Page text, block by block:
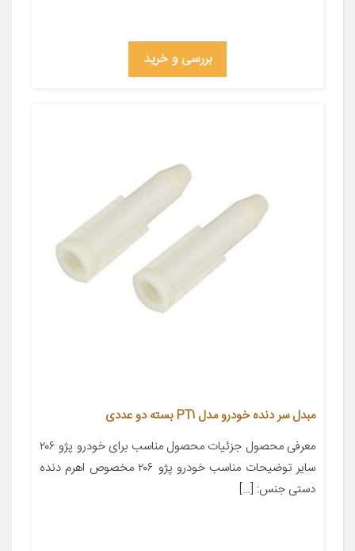
بررسی و خرید
مبدل سر دنده خودرو مدل PT1 بسته دو عددی
معرفی محصول جزئیات محصول مناسب برای خودرو پژو ۲۰۶
سایر توضیحات مناسب خودرو پژو ۲۰۶ مخصوص اهرم دنده
دستی جنس: […]